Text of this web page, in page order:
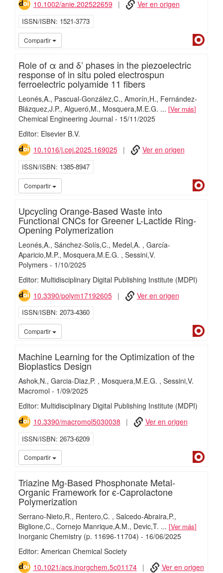
10.1002/anie.202522659 Ver en origen
ISSN/ISBN 1521-3773
Compartir
Role of α and δ’ phases in the piezoelectric
response of in situ poled electrospun
ferroelectric polyamide 11 fibers
Leonés,A. Pascual-González,C. Amorín,H. Fernández-
Blázquez,J.P. Algueró,M. Mosquera,M.E.G. ... Ver más
Chemical Engineering Journal - 15/11/2025
Editor: Elsevier B.V.
10.1016/j.cej.2025.169025
Ver en origen
ISSN/ISBN 1385-8947
Compartir
Upcycling Orange-Based Waste into
Functional CNCs for Greener L-Lactide Ring-
Opening Polymerization
Leonés,A. Sánchez-Solís,C. Medel,A.
García-
Aparicio,M.P. Mosquera,M.E.G.
Sessini,V.
Polymers- 1/10/2025
Editor: Multidisciplinary Digital Publishing Institute (MDPI)
10.3390/polym17192605
Ver en origen
ISSN/ISBN 2073-4360
Compartir
Machine Learning for the Optimization of the
Bioplastics Design
Ashok,N. Garcia-Diaz,P. Mosquera,M.E.G.
Sessini,V.
Macromol - 1/09/2025
Editor: Multidisciplinary Digital Publishing Institute (MDPI)
10.3390/macromol5030038
Ver en origen
ISSN/ISBN 2673-6209
Compartir
Triazine Mg-Based Phosphonate Metal-
Organic Framework for ϵ-Caprolactone
Polymerization
Serrano-Nieto,R. Rentero,C.
Salcedo-Abraira,P.
Biglione,C. Cornejo Manrique,A.M. Devic,T. ... Ver más
Inorganic Chemistry (p. 11696-11704) - 16/06/2025
Editor: American Chemical Society
10.1021/acs.inorgchem.5c01174
Ver en origen